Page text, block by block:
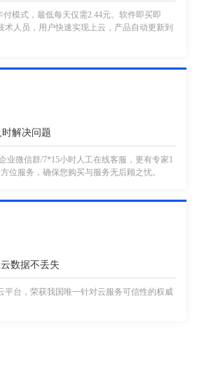
模式，最低每天仅需2.44元。软件即买即
术人员，用户快速实现上云，产品自动更新到
解决问题
业微信群/7*15小时人工在线客服，更有专家1
位服务，确保您购买与服务无后顾之忧。
数据不丢失
平台，荣获我国唯一针对云服务可信性的权威